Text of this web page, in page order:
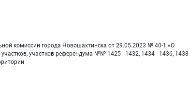
комиссии города Новошахтинска от 29.05.2023 № 40-1 «О
участков референдума №№ 1425 - 1432, 1434 - 1436, 1438